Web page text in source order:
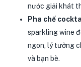
nước giải khát
Pha chế
sparkling wine
ngon, lý tưởng
và bạn bè.